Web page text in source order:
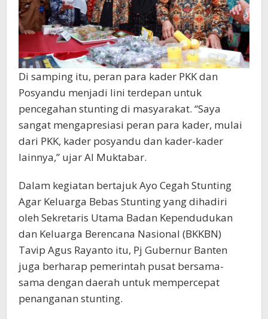
Di samping itu, peran para kader PKK dan
Posyandu menjadi lini terdepan untuk
pencegahan stunting di masyarakat. “Saya
sangat mengapresiasi peran para kader, mulai
dari PKK, kader posyandu dan kader-kader
lainnya,” ujar Al Muktabar.
Dalam kegiatan bertajuk Ayo Cegah Stunting
Agar Keluarga Bebas Stunting yang dihadiri
oleh Sekretaris Utama Badan Kependudukan
dan Keluarga Berencana Nasional (BKKBN)
Tavip Agus Rayanto itu, Pj Gubernur Banten
juga berharap pemerintah pusat bersama-
sama dengan daerah untuk mempercepat
penanganan stunting.